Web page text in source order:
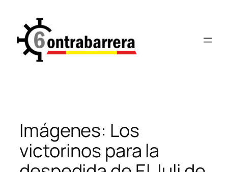
contenido
Imágenes: Los
victorinos para la